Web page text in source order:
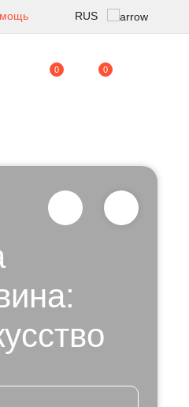
RUS
Geo
0 0